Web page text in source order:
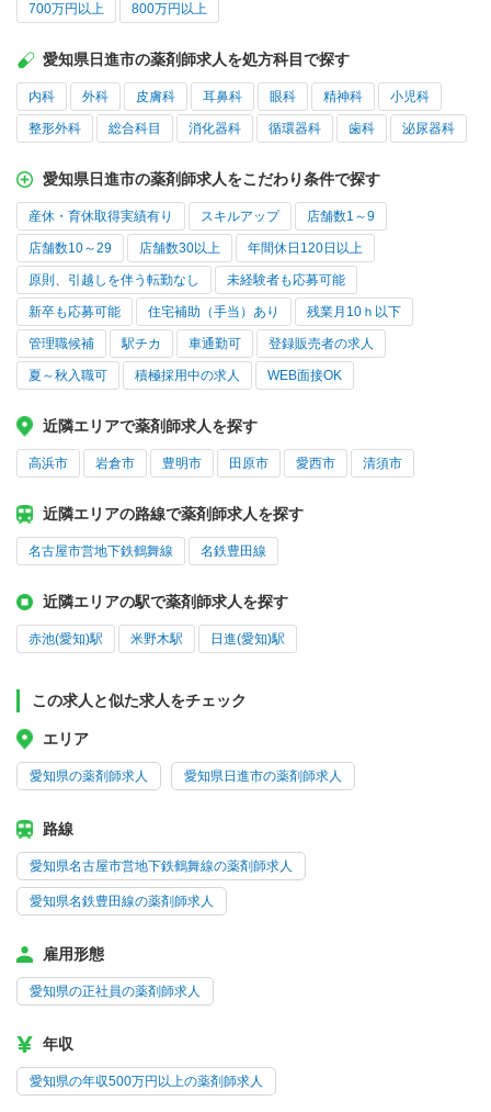
700万円以上 800万円以上
愛知県日進市の薬剤師求人を処方科目で探す
内科 外科 皮膚科 耳鼻科 眼科 精神科 小児科
整形外科 総合科目 消化器科 循環器科 歯科 泌尿器科
愛知県日進市の薬剤師求人をこだわり条件で探す
産休・育休取得実績有り スキルアップ 店舗数1～9
店舗数10～29 店舗数30以上 年間休日120日以上
原則、引越しを伴う転勤なし 未経験者も応募可能
新卒も応募可能 住宅補助（手当）あり 残業月10ｈ以下
管理職候補 駅チカ 車通勤可 登録販売者の求人
夏～秋入職可 積極採用中の求人 WEB面接OK
近隣エリアで薬剤師求人を探す
高浜市 岩倉市 豊明市 田原市 愛西市 清須市
近隣エリアの路線で薬剤師求人を探す
名古屋市営地下鉄鶴舞線 名鉄豊田線
近隣エリアの駅で薬剤師求人を探す
赤池(愛知)駅 米野木駅 日進(愛知)駅
この求人と似た求人をチェック
エリア
愛知県の薬剤師求人 愛知県日進市の薬剤師求人
路線
愛知県名古屋市営地下鉄鶴舞線の薬剤師求人
愛知県名鉄豊田線の薬剤師求人
雇用形態
愛知県の正社員の薬剤師求人
年収
愛知県の年収500万円以上の薬剤師求人